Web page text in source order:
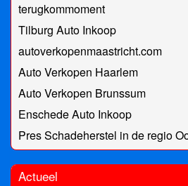
terugkommoment
Tilburg Auto Inkoop
autoverkopenmaastricht.com
Auto Verkopen Haarlem
Auto Verkopen Brunssum
Enschede Auto Inkoop
Pres Schadeherstel in de regio
Actueel